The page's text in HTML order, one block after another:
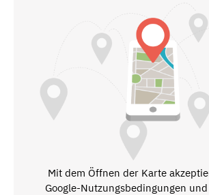
Mit dem Öffnen der Karte
Google-Nutzungsbedingungen und